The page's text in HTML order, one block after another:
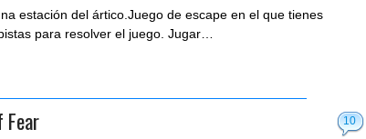
estación del ártico.Juego de escape en el que tienes
para resolver el juego. Jugar…
10
Fear